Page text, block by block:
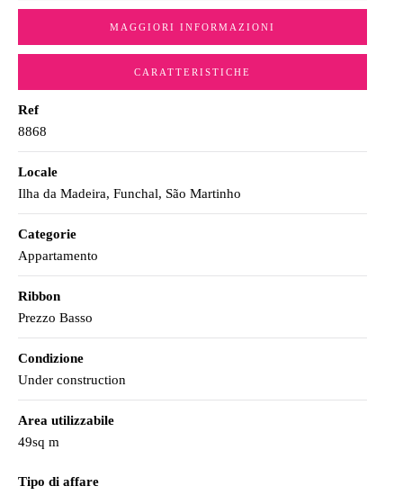
MAGGIORI INFORMAZIONI
CARATTERISTICHE
Ref
8868
Locale
Ilha da Madeira, Funchal, São Martinho
Categorie
Appartamento
Ribbon
Prezzo Basso
Condizione
Under construction
Area utilizzabile
49sq m
Tipo di affare